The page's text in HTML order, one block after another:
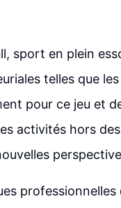
sport en plein
telles que
pour ce jeu et
activités hors